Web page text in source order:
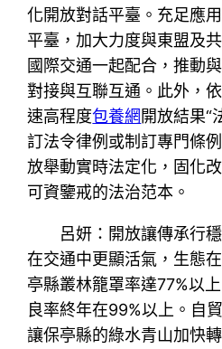
化開放對話平臺。充足應
平臺，加大力度與東盟及
國際交通一起配合，推動
對接與互聯互通。此外，
速高程度包養網 開放結果“
訂法令律例或制訂專門條
放舉動實時法定化，固化
可資鑒戒的法治范本。
呂妍：開放讓傳承行
在交通中更顯活氣，生態
亭縣叢林籠罩率達77%以
良率終年在99%以上。自
讓保亭縣的綠水青山加快